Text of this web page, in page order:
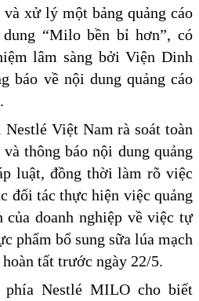
xử lý một bảng quảng cáo
“Milo bền bỉ hơn”, có
lâm sàng bởi Viện Dinh
báo về nội dung quảng cáo
Việt Nam rà soát toàn
thông báo nội dung quảng
luật, đồng thời làm rõ việc
đối tác thực hiện việc quảng
doanh nghiệp về việc tự
phẩm bổ sung sữa lúa mạch
tất trước ngày 22/5.
phía Nestlé MILO cho biết